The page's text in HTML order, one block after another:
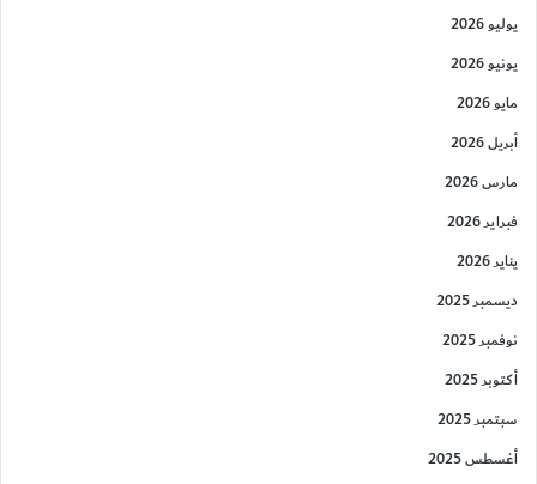
يوليو 2026
يونيو 2026
مايو 2026
أبريل 2026
مارس 2026
فبراير 2026
يناير 2026
ديسمبر 2025
نوفمبر 2025
أكتوبر 2025
سبتمبر 2025
أغسطس 2025